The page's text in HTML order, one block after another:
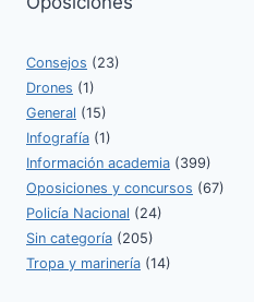
Consejos (23)
Drones (1)
General (15)
Infografía (1)
Información academia (399)
Oposiciones y concursos (67)
Policía Nacional (24)
Sin categoría (205)
Tropa y marinería (14)